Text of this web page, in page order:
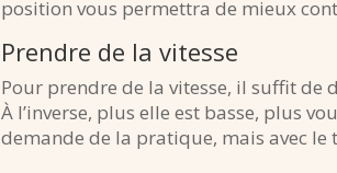
position vous permettra de mieux
Prendre de la vitesse
Pour prendre de la vitesse, il suffit de
À l’inverse, plus elle est basse, plus
demande de la pratique, mais avec le